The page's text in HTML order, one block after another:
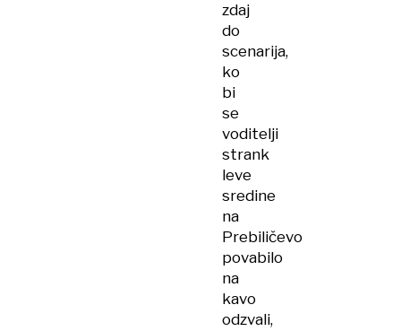
zdaj
do
scenarija,
ko
bi
se
voditelji
strank
leve
sredine
na
Prebiličevo
povabilo
na
kavo
odzvali,